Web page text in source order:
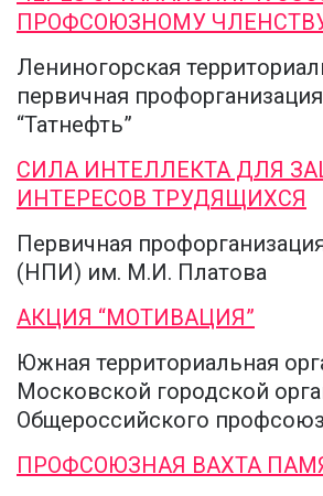
ПРОФСОЮЗНОМУ
Лениногорская
первичная
“Татнефть”
СИЛА ИНТЕЛЛЕКТА ДЛЯ
ИНТЕРЕСОВ ТРУДЯЩИХСЯ
Первичная
(НПИ) им. М.И. Платова
АКЦИЯ “МОТИВАЦИЯ”
Южная территориальная
Московской городской
Общероссийского
ПРОФСОЮЗНАЯ ВАХТА